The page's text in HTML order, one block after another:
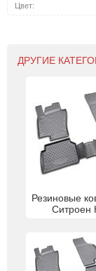
Цвет:
ДРУГИЕ
Резиновые
Ситроен